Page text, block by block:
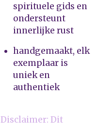
spirituele gids en
ondersteunt
innerlijke rust
handgemaakt, elk
exemplaar is
uniek en
authentiek
Disclaimer: Dit